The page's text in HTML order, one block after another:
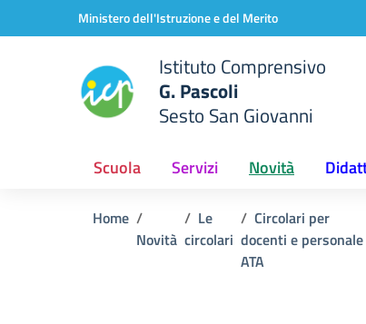
Vai ai contenuti
Vai al menu di navigazioneMinistero dell'Istruzione e del Merito
Istituto Comprensivo
G. Pascoli
Sesto San Giovanni
Scuola Servizi Novità
Home
Novità
Le
circolari
Circolari per
docenti e personale
ATA